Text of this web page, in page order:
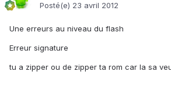
Posté(e) 23 avril 2012
Une erreurs au niveau du flash
Erreur signature
tu a zipper ou de zipper ta rom car la sa